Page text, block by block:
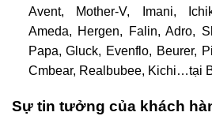
Avent, Mother-V, Imani,
Ameda, Hergen, Falin, Adro,
Papa, Gluck, Evenflo, Beurer,
Cmbear, Realbubee, Kichi…tại
Sự tin tưởng của khách